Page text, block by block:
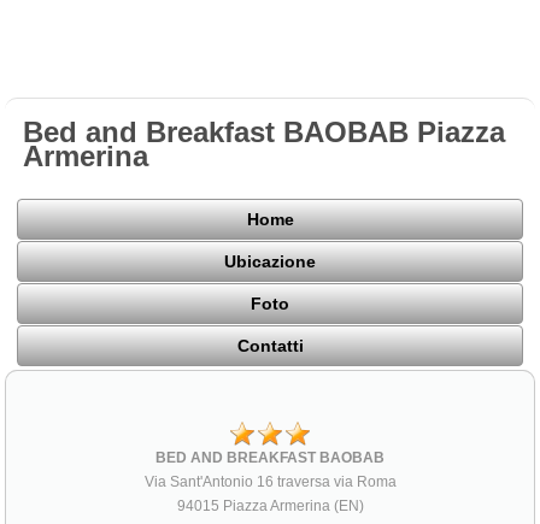
Bed and Breakfast BAOBAB Piazza
Armerina
Home
Ubicazione
Foto
Contatti
BED AND BREAKFAST BAOBAB
Via Sant'Antonio 16 traversa via Roma
94015 Piazza Armerina (EN)